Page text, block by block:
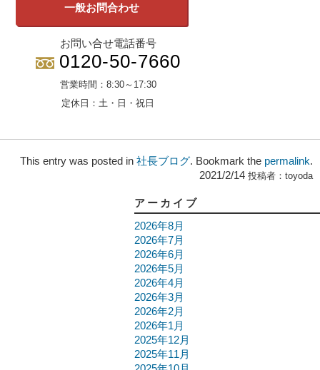
一般お問合わせ
お問い合せ電話番号
0120-50-7660
営業時間： 8:30～17:30
定休日： 土・日・祝日
This entry was posted in 社長ブログ. Bookmark the permalink.
2021/2/14 投稿者： toyoda
アーカイブ
2026年8月
2026年7月
2026年6月
2026年5月
2026年4月
2026年3月
2026年2月
2026年1月
2025年12月
2025年11月